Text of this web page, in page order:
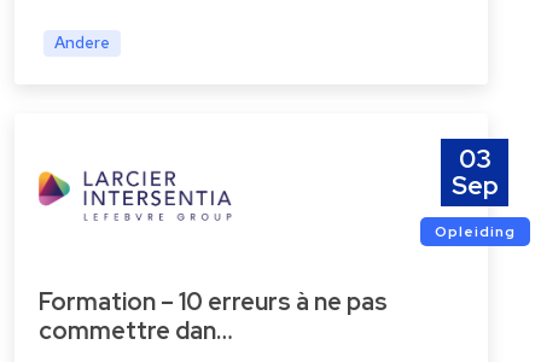
Andere
03
Sep
Opleiding
Formation – 10 erreurs à ne pas
commettre dan…